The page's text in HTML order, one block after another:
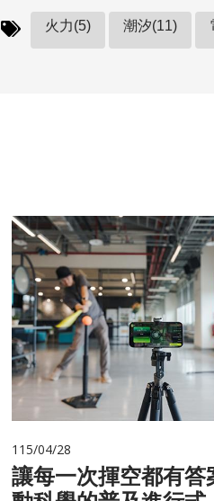
火力(5) 潮汐(11)
115/04/28
讓每一次揮空都有